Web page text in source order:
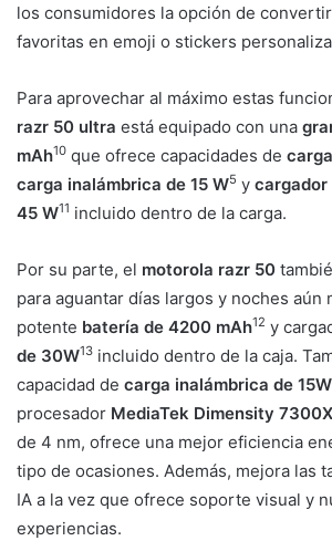
los consumidores la opción de
favoritas en emoji o stickers
Para aprovechar al máximo estas
razr 50 ultra está equipado con una
mAh10 que ofrece capacidades de
carga inalámbrica de 15 W5 y cargador
45 W11 incluido dentro de la carga.
Por su parte, el motorola razr 50
para aguantar días largos y noches aún
potente batería de 4200 mAh12 y
de 30W13 incluido dentro de la caja.
capacidad de carga inalámbrica de 15W
procesador MediaTek Dimensity 7300X
de 4 nm, ofrece una mejor eficiencia
tipo de ocasiones. Además, mejora las
IA a la vez que ofrece soporte visual y
experiencias.